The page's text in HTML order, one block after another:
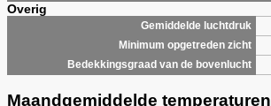
Overig
Gemiddelde luchtdruk
Minimum opgetreden zicht
Bedekkingsgraad van de bovenlucht
Maandgemiddelde temperaturen